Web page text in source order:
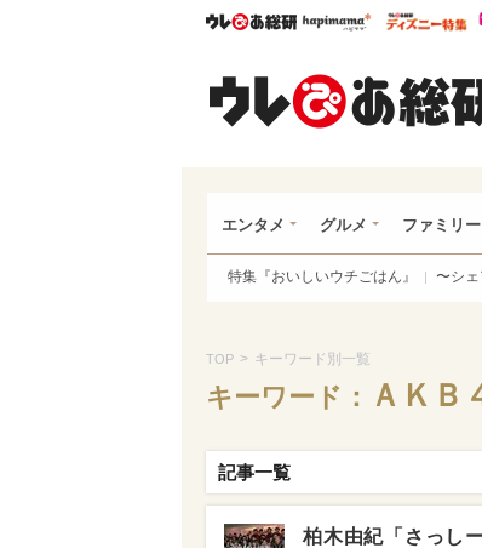
ウレぴあ総研ハピママ*
エンタメ グルメ ファミリー
特集『おいしいウチごはん』 〜シ
TOP > キーワード別一覧
キーワード： ＡＫＢ
記事一覧
柏木由紀「さっし